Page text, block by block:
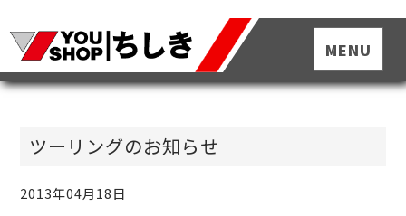
ツーリングのお知らせ
2013年04月18日